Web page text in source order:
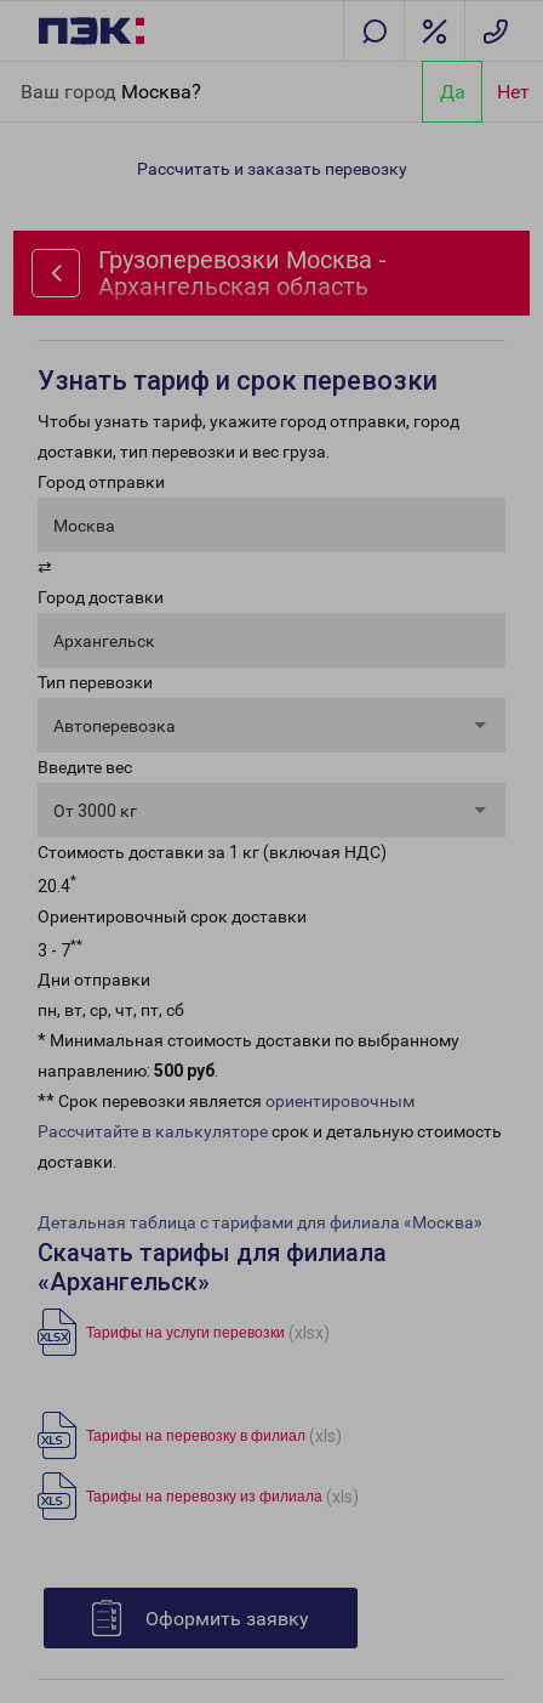
Ваш город Москва? Да Нет
Архангельская область
Рассчитать и заказать перевозку
Грузоперевозки Москва -
Архангельская область
Узнать тариф и срок перевозки
Чтобы узнать тариф, укажите город отправки, город
доставки, тип перевозки и вес груза.
Город отправки
Москва
⇄
Город доставки
Архангельск
Тип перевозки
Автоперевозка
Введите вес
От 3000 кг
Стоимость доставки за 1 кг (включая НДС)
20.4*
Ориентировочный срок доставки
3 - 7**
Дни отправки
пн, вт, ср, чт, пт, сб
* Минимальная стоимость доставки по выбранному
направлению: 500 руб.
** Срок перевозки является ориентировочным
Рассчитайте в калькуляторесрок и детальную стоимость
доставки.
Детальная таблица с тарифами для филиала «Москва»
Скачать тарифы для филиала
«Архангельск»
Тарифы на услуги перевозки (xlsx)
Тарифы на перевозку в филиал (xls)
Тарифы на перевозку из филиала (xls)
Оформить заявку